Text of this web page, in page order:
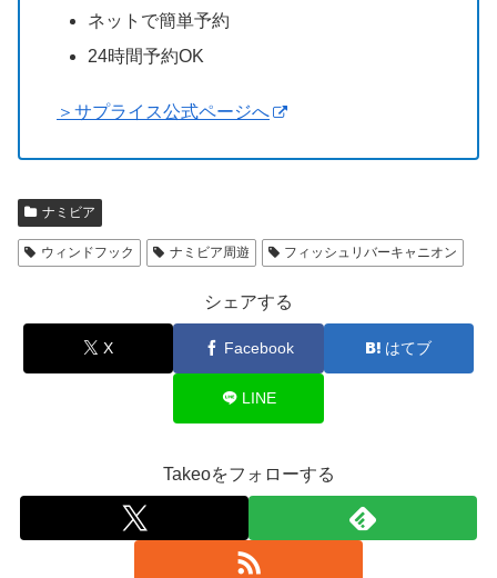
ネットで簡単予約
24時間予約OK
＞サプライス公式ページへ
ナミビア
ウィンドフック ナミビア周遊 フィッシュリバーキャニオン
シェアする
X Facebook はてブ
LINE
Takeoをフォローする